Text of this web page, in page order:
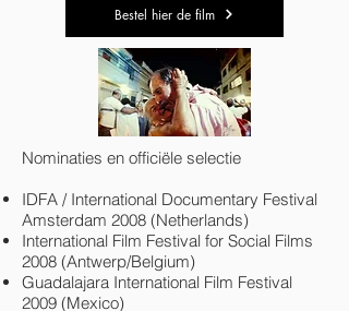
Bestel hier de film
Nominaties en officiële selectie
IDFA / International Documentary Festival
Amsterdam 2008 (Netherlands)
International Film Festival for Social Films
2008 (Antwerp/Belgium)
Guadalajara International Film Festival
2009 (Mexico)